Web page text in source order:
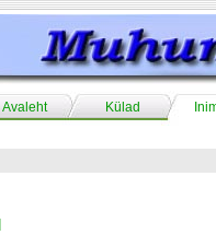
Avaleht Külad